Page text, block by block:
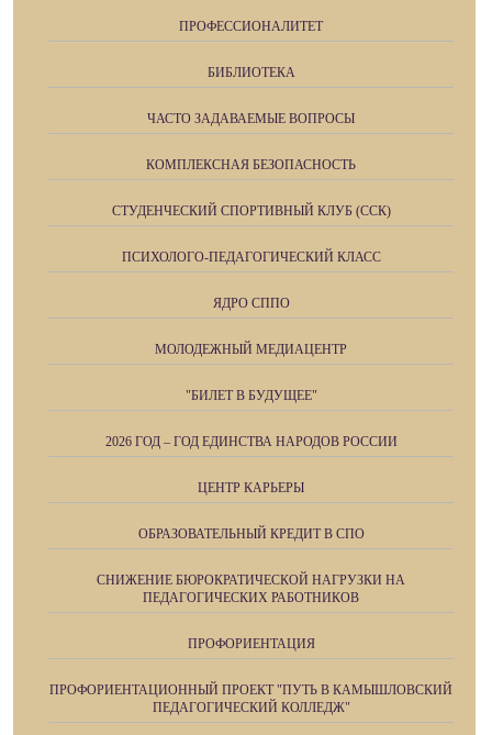
ПРОФЕССИОНАЛИТЕТ
БИБЛИОТЕКА
ЧАСТО ЗАДАВАЕМЫЕ ВОПРОСЫ
КОМПЛЕКСНАЯ БЕЗОПАСНОСТЬ
СТУДЕНЧЕСКИЙ СПОРТИВНЫЙ КЛУБ (ССК)
ПСИХОЛОГО-ПЕДАГОГИЧЕСКИЙ КЛАСС
ЯДРО СППО
МОЛОДЕЖНЫЙ МЕДИАЦЕНТР
"БИЛЕТ В БУДУЩЕЕ"
2026 ГОД – ГОД ЕДИНСТВА НАРОДОВ РОССИИ
ЦЕНТР КАРЬЕРЫ
ОБРАЗОВАТЕЛЬНЫЙ КРЕДИТ В СПО
СНИЖЕНИЕ БЮРОКРАТИЧЕСКОЙ НАГРУЗКИ НА
ПЕДАГОГИЧЕСКИХ РАБОТНИКОВ
ПРОФОРИЕНТАЦИЯ
ПРОФОРИЕНТАЦИОННЫЙ ПРОЕКТ "ПУТЬ В КАМЫШЛОВСКИЙ
ПЕДАГОГИЧЕСКИЙ КОЛЛЕДЖ"